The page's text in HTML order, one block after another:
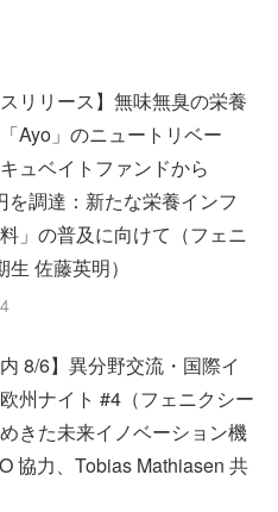
スリリース】無味無臭の栄養
Ayo」のニュートリベー
ュベイトファンドから
を調達：新たな栄養インフ
」の普及に向けて（フェニ
生 佐藤英明）
内 8/6】異分野交流・国際イ
州ナイト #4（フェニクシー
きた未来イノベーション機
協力、Tobias Mathiasen 共